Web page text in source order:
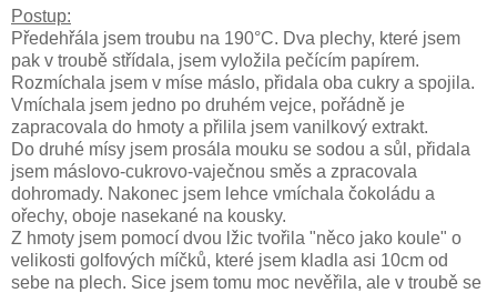
Postup:
Předehřála jsem troubu na 190°C. Dva plechy, které jsem
pak v troubě střídala, jsem vyložila pečícím papírem.
Rozmíchala jsem v míse máslo, přidala oba cukry a spojila.
Vmíchala jsem jedno po druhém vejce, pořádně je
zapracovala do hmoty a přilila jsem vanilkový extrakt.
Do druhé mísy jsem prosála mouku se sodou a sůl, přidala
jsem máslovo-cukrovo-vaječnou směs a zpracovala
dohromady. Nakonec jsem lehce vmíchala čokoládu a
ořechy, oboje nasekané na kousky.
Z hmoty jsem pomocí dvou lžic tvořila "něco jako koule" o
velikosti golfových míčků, které jsem kladla asi 10cm od
sebe na plech. Sice jsem tomu moc nevěřila, ale v troubě se